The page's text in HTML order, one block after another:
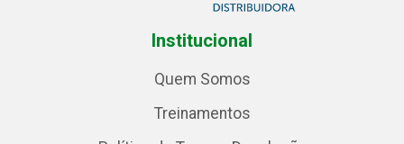
Institucional
Quem Somos
Treinamentos